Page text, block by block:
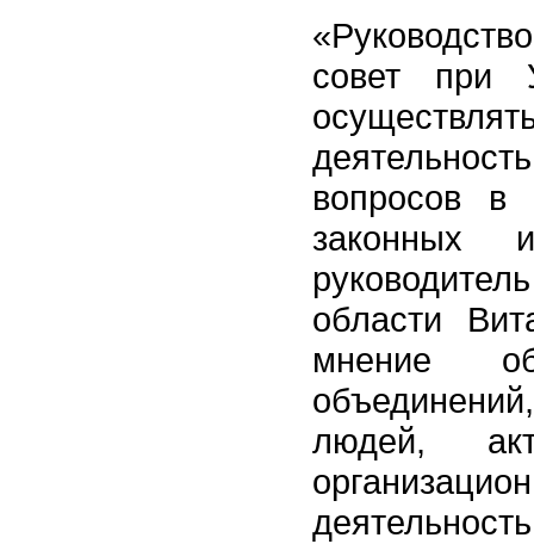
совет при
вопросов в
законных
области
мнение
людей,